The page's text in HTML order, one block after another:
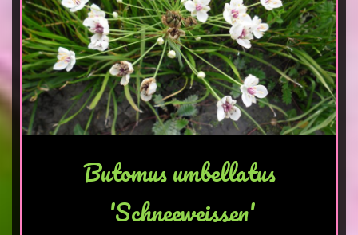
Butomus umbellatus
'Schneeweissen'